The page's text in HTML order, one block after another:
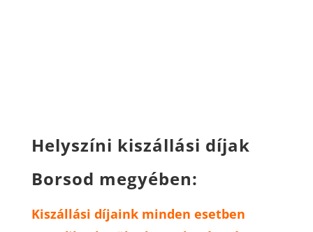
Helyszíni kiszállási díjak
Borsod megyében:
Kiszállási díjaink minden esetben